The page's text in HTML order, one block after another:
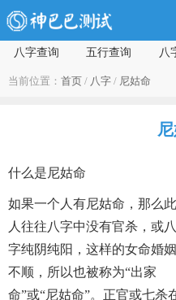
八字查询 五行查询 八
当前位置： 首页 / 八字 / 尼姑命
什么是尼姑命
如果一个人有尼姑命，那么此
人往往八字中没有官杀，或八
字纯阴纯阳，这样的女命婚姻
不顺，所以也被称为“出家
命”或“尼姑命”。正官或七